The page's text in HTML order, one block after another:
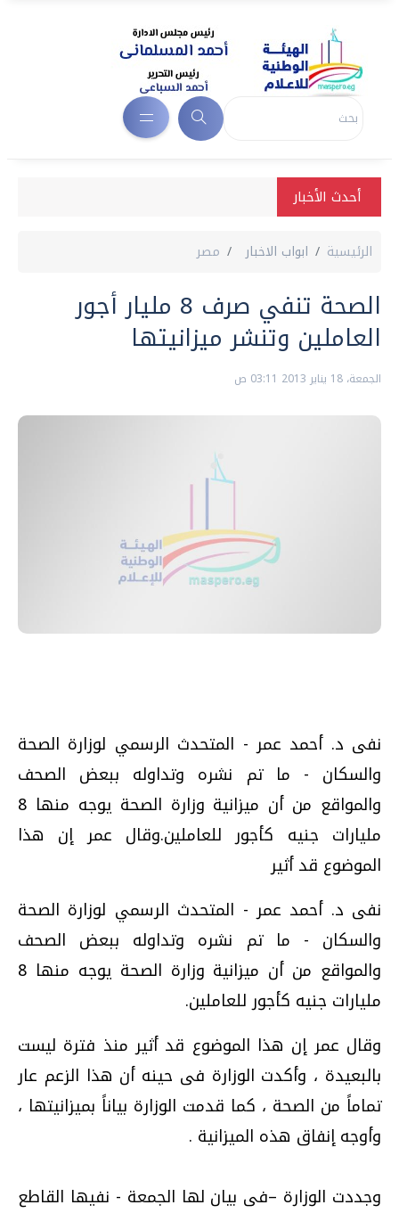
أحدث الأخبار
الرئيسية ابواب الاخبار مصر
الصحة تنفي صرف 8 مليار أجور
العاملين وتنشر ميزانيتها
الجمعة، 18 يناير 2013 03:11 ص
نفى د. أحمد عمر - المتحدث الرسمي لوزارة الصحة
والسكان - ما تم نشره وتداوله ببعض الصحف
والمواقع من أن ميزانية وزارة الصحة يوجه منها 8
مليارات جنيه كأجور للعاملين.وقال عمر إن هذا
الموضوع قد أثير
نفى د. أحمد عمر - المتحدث الرسمي لوزارة الصحة
والسكان - ما تم نشره وتداوله ببعض الصحف
والمواقع من أن ميزانية وزارة الصحة يوجه منها 8
مليارات جنيه كأجور للعاملين.
وقال عمر إن هذا الموضوع قد أثير منذ فترة ليست
بالبعيدة ، وأكدت الوزارة فى حينه أن هذا الزعم عار
تماماً من الصحة ، كما قدمت الوزارة بياناً بميزانيتها ،
وأوجه إنفاق هذه الميزانية .
وجددت الوزارة –فى بيان لها الجمعة - نفيها القاطع